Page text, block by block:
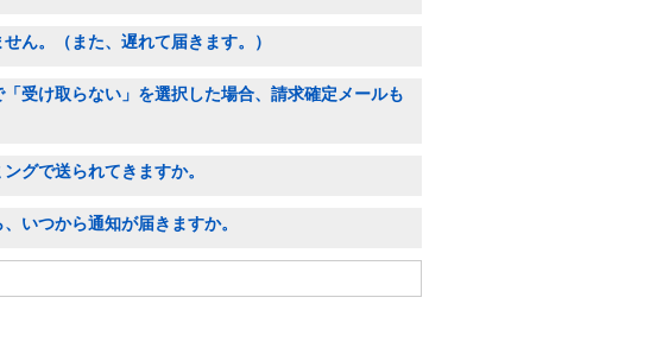
ん。（また、遅れて届きます。）
受け取らない」を選択した場合、請求確定メールも
グで送られてきますか。
いつから通知が届きますか。